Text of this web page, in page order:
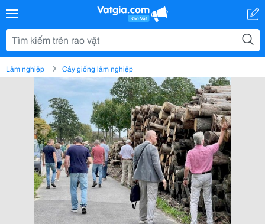
Lâm nghiệp Cây giống lâm nghiệp